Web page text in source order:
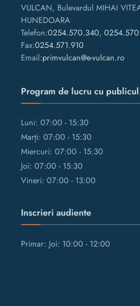
VULCAN, Bulevardul MIHAI
HUNEDOARA
Telefon:0254.570.340,
Fax:0254.571.910
Email:primvulcan@e-vulcan.ro
Program de lucru cu publicul
Luni: 07:00 - 15:30
Marți: 07:00 - 15:30
Miercuri: 07:00 - 15:30
Joi: 07:00 - 15:30
Vineri: 07:00 - 13:00
Inscrieri audiente
Primar: Joi: 10:00 - 12:00